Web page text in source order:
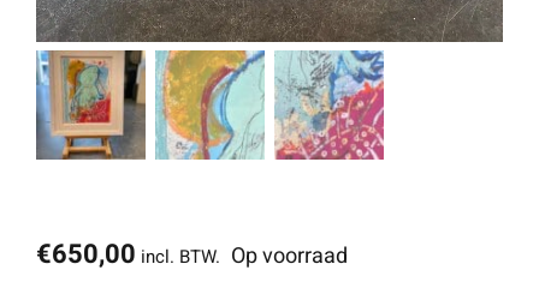
€650,00 incl. BTW. Op voorraad